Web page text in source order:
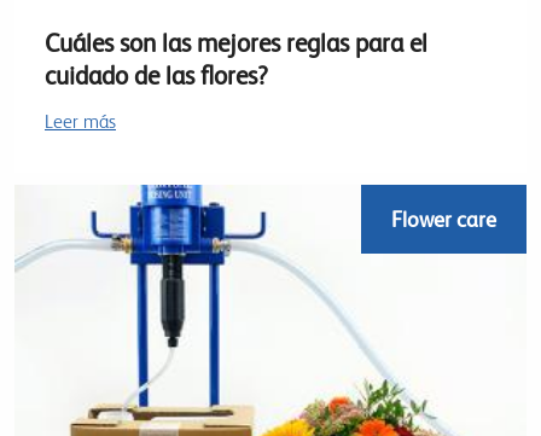
Cuáles son las mejores reglas para el
cuidado de las flores?
Leer más
Flower care